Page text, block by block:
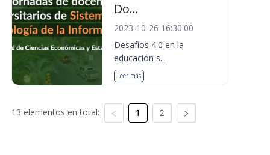
Do...
2023-10-26 16:30:00
Desafíos 4.0 en la
educación s...
Leer más
13 elementos en total: 1 2